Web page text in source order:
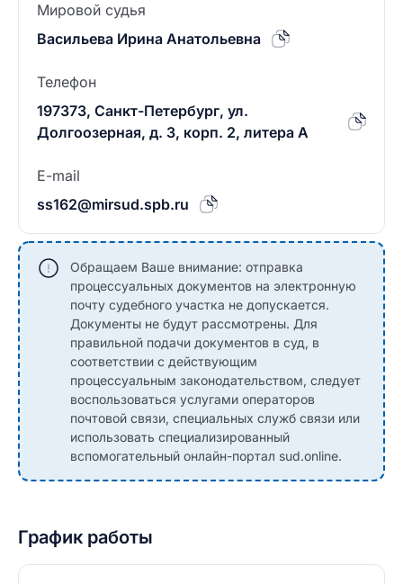
Мировой судья
Васильева Ирина Анатольевна
Телефон
197373, Санкт-Петербург, ул.
Долгоозерная, д. 3, корп. 2, литера А
E-mail
ss162@mirsud.spb.ru
Обращаем Ваше внимание: отправка
процессуальных документов на электронную
почту судебного участка не допускается.
Документы не будут рассмотрены. Для
правильной подачи документов в суд, в
соответствии с действующим
процессуальным законодательством, следует
воспользоваться услугами операторов
почтовой связи, специальных служб связи или
использовать специализированный
вспомогательный онлайн-портал sud.online.
График работы